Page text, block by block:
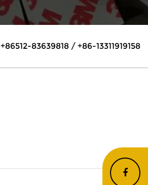
+86512-83639818 / +86-13311919158